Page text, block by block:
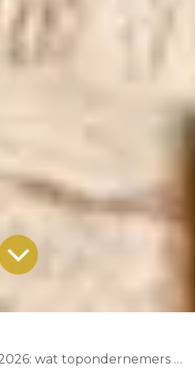
topondernemers anders doen